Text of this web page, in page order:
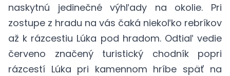
naskytnú jedinečné výhľady na okolie. Pri
zostupe z hradu na vás čaká niekoľko rebríkov
až k rázcestiu Lúka pod hradom. Odtiaľ vedie
červeno značený turistický chodník popri
rázcestí Lúka pri kamennom hríbe späť na